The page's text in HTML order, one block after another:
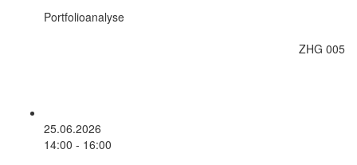
Portfolioanalyse
ZHG 005
25.06.2026
14:00 - 16:00